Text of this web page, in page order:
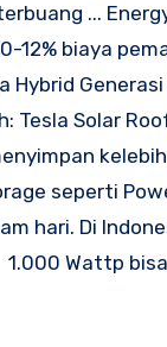
...
12% biaya
Hybrid
Tesla Solar
seperti
hari. Di
1.000 Wattp bisa